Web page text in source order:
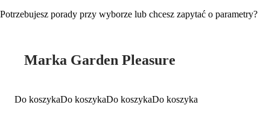
Potrzebujesz porady przy wyborze lub chcesz zapytać o parametry?
Marka Garden Pleasure
Do koszykaDo koszykaDo koszykaDo koszyka